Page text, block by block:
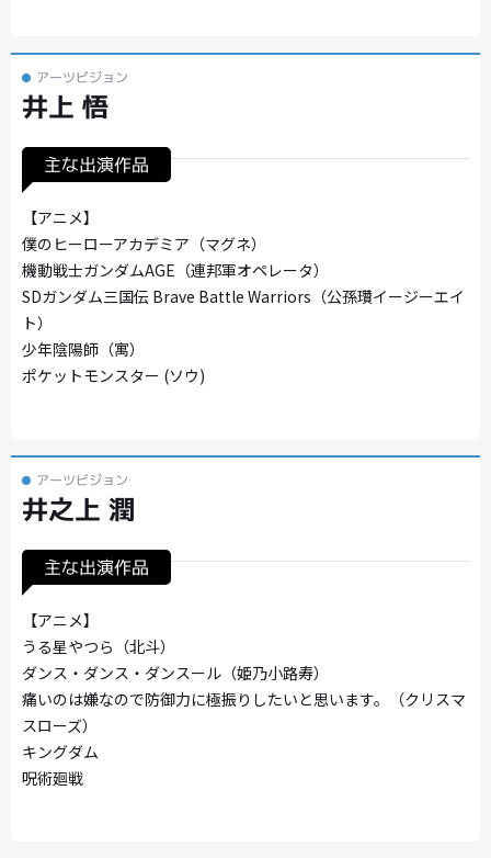
アーツビジョン
井上 悟
主な出演作品
【アニメ】
僕のヒーローアカデミア（マグネ）
機動戦士ガンダムAGE（連邦軍オペレータ）
SDガンダム三国伝 Brave Battle Warriors（公孫瓚イージーエイ
ト）
少年陰陽師（寓）
ポケットモンスター (ソウ)
アーツビジョン
井之上 潤
主な出演作品
【アニメ】
うる星やつら（北斗）
ダンス・ダンス・ダンスール（姫乃小路寿）
痛いのは嫌なので防御力に極振りしたいと思います。（クリスマ
スローズ）
キングダム
呪術廻戦